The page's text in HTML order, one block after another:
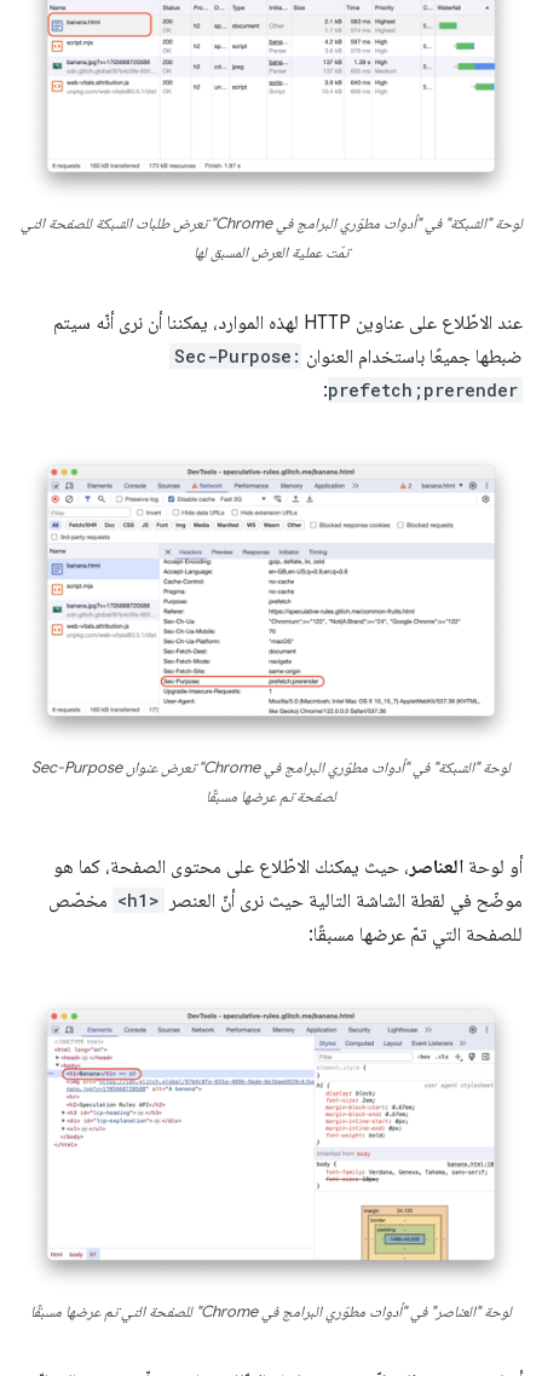
لوحة "الشبكة" في "أدوات مطوّري البرامج في Chrome" تعرض طلبات الشبكة للصفحة التي
تمّت عملية العرض المسبق لها
عند الاطّلاع على عناوين HTTP لهذه الموارد، يمكننا أن نرى أنّه سيتم
ضبطها جميعًا باستخدام العنوان Sec-Purpose:
prefetch;prerender
:
لوحة "الشبكة" في "أدوات مطوّري البرامج في Chrome" تعرض عنوان Sec-Purpose
لصفحة تم عرضها مسبقًا
أو لوحة العناصر ، حيث يمكنك الاطّلاع على محتوى الصفحة، كما هو
موضّح في لقطة الشاشة التالية حيث نرى أنّ العنصر
<h1> مخصّص
للصفحة التي تمّ عرضها مسبقًا:
لوحة "العناصر" في "أدوات مطوّري البرامج في Chrome" للصفحة التي تم عرضها مسبقًا